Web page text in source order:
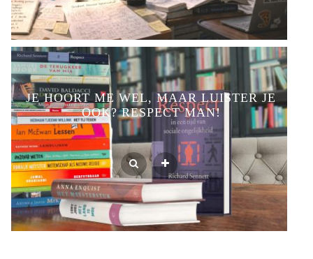
JE HOORT ME WEL, MAAR LUISTER JE
OOK? RESPECT MAN!